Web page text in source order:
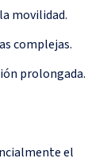
movilidad.
complejas.
prolongada.
el